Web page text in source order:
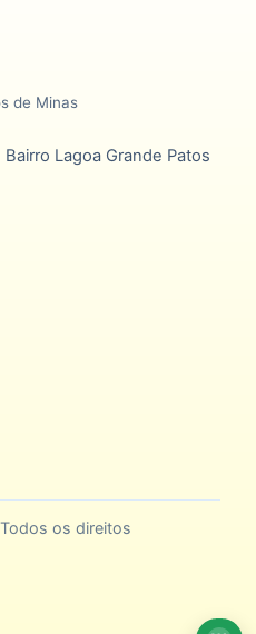
de Minas
Lagoa Grande Patos
os direitos